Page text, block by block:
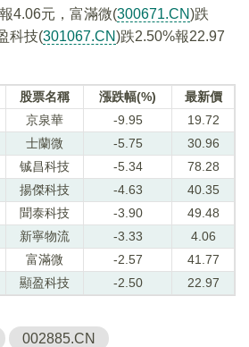
4.06元，富滿微(300671.CN)跌
科技(301067.CN)跌2.50%報22.97
股票名稱 漲跌幅(%)
最新價
京泉華 -9.95
19.72
士蘭微 -5.75
30.96
铖昌科技 -5.34
78.28
揚傑科技 -4.63
40.35
聞泰科技 -3.90
49.48
新寧物流 -3.33
4.06
富滿微 -2.57
41.77
顯盈科技 -2.50 22.97
002885.CN